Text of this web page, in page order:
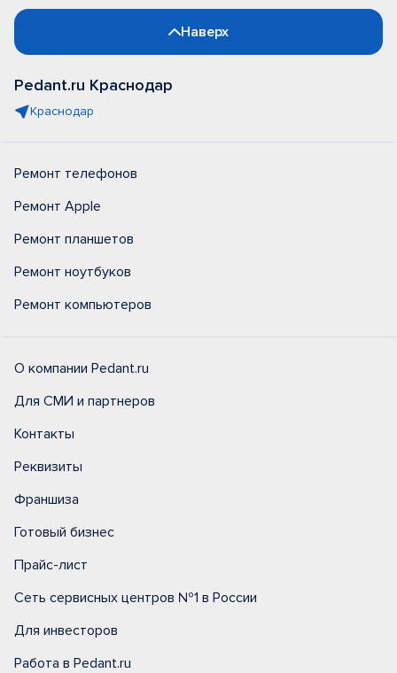
Наверх
Pedant.ru Краснодар
Краснодар
Ремонт телефонов
Ремонт Apple
Ремонт планшетов
Ремонт ноутбуков
Ремонт компьютеров
О компании Pedant.ru
Для СМИ и партнеров
Контакты
Реквизиты
Франшиза
Готовый бизнес
Прайс-лист
Сеть сервисных центров №1 в России
Для инвесторов
Работа в Pedant.ru